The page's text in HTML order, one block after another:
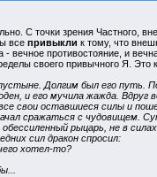
С точки зрения Частного,
все привыкли к тому, что
- вечное противостояние, и
своего привычного Я. Это
Долгим был его путь.
и его мучила жажда. Вдруг
свои оставшиеся силы и
сражаться с чудовищем.
рыцарь, не в
сил дракон спросил:
хотел-то?